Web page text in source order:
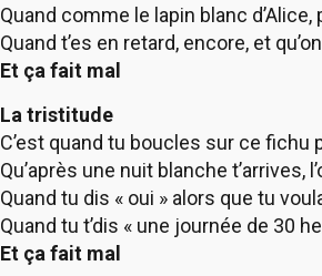
Quand comme le lapin blanc d’Alice,
Quand t’es en retard, encore, et
Et ça fait mal
La tristitude
C’est quand tu boucles sur ce fichu
Qu’après une nuit blanche t’arrives,
Quand tu dis « oui » alors que tu
Quand tu t’dis « une journée de 30
Et ça fait mal